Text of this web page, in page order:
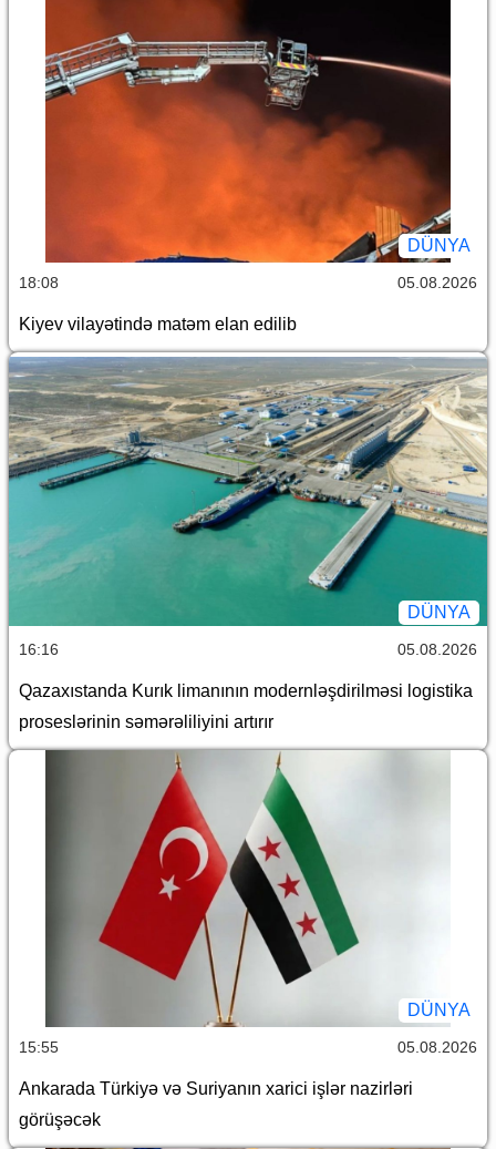
DÜNYA
18:08 05.08.2026
Kiyev vilayətində matəm elan edilib
DÜNYA
16:16 05.08.2026
Qazaxıstanda Kurık limanının modernləşdirilməsi logistika
proseslərinin səmərəliliyini artırır
DÜNYA
15:55 05.08.2026
Ankarada Türkiyə və Suriyanın xarici işlər nazirləri
görüşəcək